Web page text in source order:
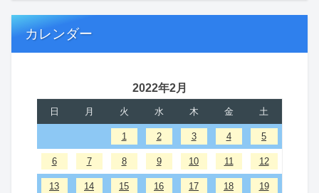
カレンダー
2022年2月
日 月 火 水 木 金 土
1 2 3 4 5
6 7 8 9 10 11 12
13 14 15 16 17 18 19